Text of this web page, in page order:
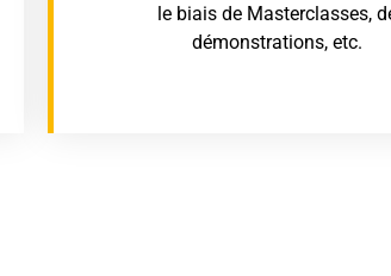
le biais de Masterclasses,
démonstrations, etc.